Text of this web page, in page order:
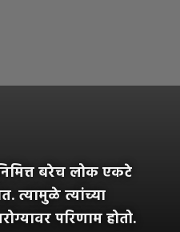
बरेच लोक एकटे
त्यामुळे त्यांच्या
परिणाम होतो.